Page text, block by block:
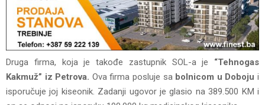
Druga firma, koja je takođe zastupnik SOL-a je “Tehnogas
Kakmuž” iz Petrova. Ova firma posluje sabolnicom u Doboju i
isporučuje joj kiseonik. Zadanji ugovor je glasio na 389.500 KM i